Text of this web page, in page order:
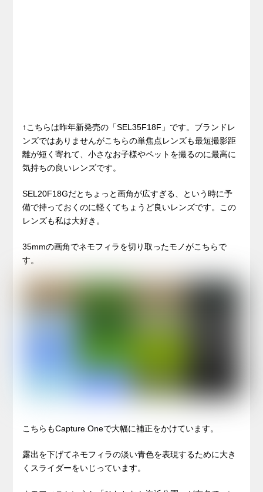
↑こちらは昨年新発売の「SEL35F18F」です。ブランドレ
ンズではありませんがこちらの単焦点レンズも最短撮影距
離が短く寄れて、小さなお子様やペットを撮るのに最高に
気持ちの良いレンズです。
SEL20F18Gだとちょっと画角が広すぎる、という時に予
備で持っておくのに軽くてちょうど良いレンズです。この
レンズも私は大好き。
35mmの画角でネモフィラを切り取ったモノがこちらで
す。
こちらもCapture Oneで大幅に補正をかけています。
露出を下げてネモフィラの淡い青色を表現するために大き
くスライダーをいじっています。